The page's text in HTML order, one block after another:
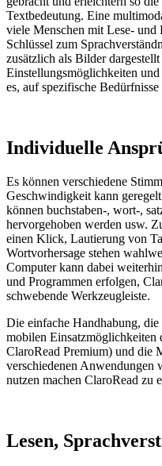
Textbedeutung. Eine
viele Menschen mit Lese- und
Schlüssel zum
zusätzlich als Bilder
Einstellungsmöglichkeiten
es, auf spezifische Bedürfnisse
Individuelle
Es können verschiedene
Geschwindigkeit kann
können buchstaben-, wort-,
hervorgehoben werden usw.
einen Klick, Lautierung von
Wortvorhersage stehen
Computer kann dabei
und Programmen erfolgen,
schwebende Werkzeugleiste.
Die einfache Handhabung, die
mobilen
ClaroRead Premium) und die
verschiedenen Anwendungen
nutzen machen ClaroRead zu
Lesen,